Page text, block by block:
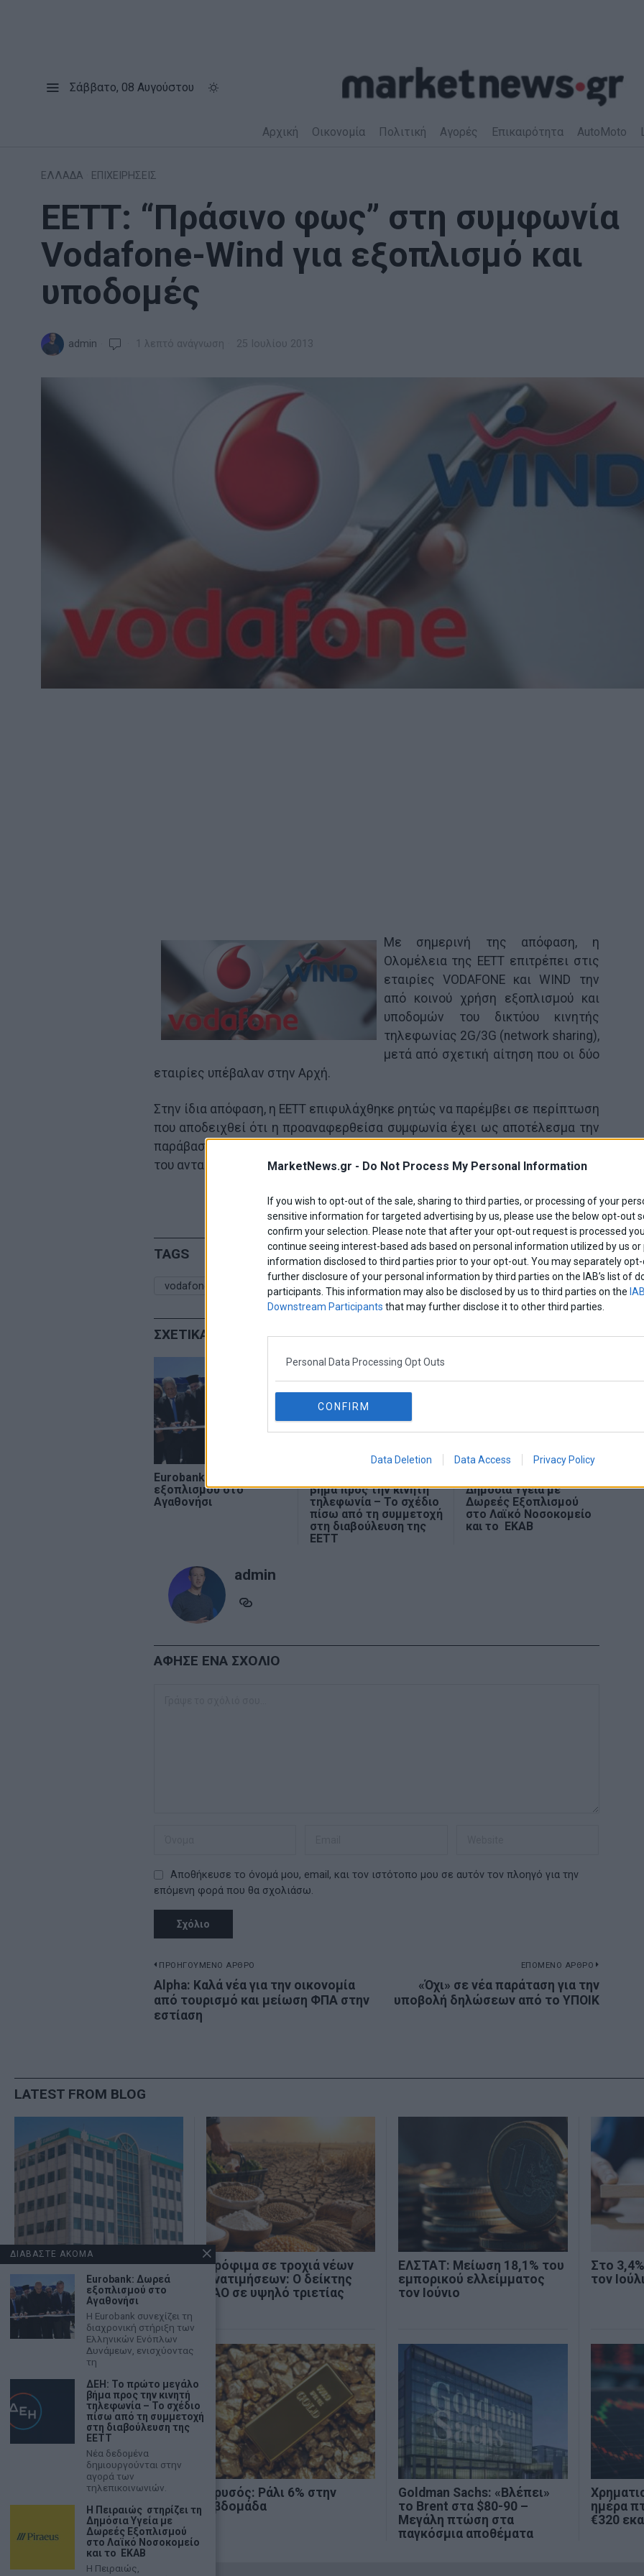
MarketNews.gr - Do Not Process My Personal Information
If you wish to opt-out of the sale, sharing to third parties, or processing of your
sensitive information for targeted advertising by us, please use the below opt-out
confirm your selection. Please note that after your opt-out request is processed
continue seeing interest-based ads based on personal information utilized by us or
information disclosed to third parties prior to your opt-out. You may separately
further disclosure of your personal information by third parties on the IAB’s list of
participants. This information may also be disclosed by us to third parties on the
Downstream Participants that may further disclose it to other third parties.
Personal Data Processing Opt Outs
CONFIRM
Data Deletion Data Access Privacy Policy
Σάββατο, 08 Αυγούστου
Αρχική Οικονομία Πολιτική Αγορές Επικαιρότητα AutoMoto
ΕΛΛΑΔΑ ΕΠΙΧΕΙΡΗΣΕΙΣ
ΕΕΤΤ: “Πράσινο φως” στη συμφωνία
Vodafone-Wind για εξοπλισμό και
υποδομές
admin 1 λεπτό ανάγνωση 25 Ιουλίου 2013
Με σημερινή της απόφαση, η
Ολομέλεια της ΕΕΤΤ επιτρέπει στις
εταιρίες VODAFONE και WIND την
από κοινού χρήση εξοπλισμού και
υποδομών του δικτύου κινητής
τηλεφωνίας 2G/3G (network sharing),
μετά από σχετική αίτηση που οι δύο
εταιρίες υπέβαλαν στην Αρχή.
Στην ίδια απόφαση, η ΕΕΤΤ επιφυλάχθηκε ρητώς να παρέμβει σε περίπτωση
που αποδειχθεί ότι η προαναφερθείσα συμφωνία έχει ως αποτέλεσμα την
παράβαση της νομοθεσίας ηλεκτρονικών επικοινωνιών ή τον περιορισμό
του ανταγωνισμού.
Share This
TAGS
vodafone wind εξοπλισμος συγχωνευση Υποδομες
ΣΧΕΤΙΚΑ ΑΡΘΡΑ
Eurobank: Δωρεά
εξοπλισμού στο
Αγαθονήσι
βήμα προς την κινητή
τηλεφωνία – Το σχέδιο
πίσω από τη συμμετοχή
στη διαβούλευση της
ΕΕΤΤ
Δημόσια Υγεία με
Δωρεές Εξοπλισμού
στο Λαϊκό Νοσοκομείο
και το ΕΚΑΒ
admin
ΑΦΗΣΕ ΕΝΑ ΣΧΟΛΙΟ
Αποθήκευσε το όνομά μου, email, και τον ιστότοπο μου σε αυτόν τον πλοηγό για την
επόμενη φορά που θα σχολιάσω.
Πλοήγηση
άρθρων
ΠΡΟΗΓΟΥΜΕΝΟ ΑΡΘΡΟ
Previous
post:
Alpha: Καλά νέα για την οικονομία
από τουρισμό και μείωση ΦΠΑ στην
εστίαση
ΕΠΟΜΕΝΟ ΑΡΘΡΟ
Next
post:
«Όχι» σε νέα παράταση για την
υποβολή δηλώσεων από το ΥΠΟΙΚ
LATEST FROM BLOG
Χρηματιστήριο: Κλείσιμο
πάνω από τις 2.600
μονάδες και νέα θετική
εβδομάδα
Τρόφιμα σε τροχιά νέων
ανατιμήσεων: Ο δείκτης
FAO σε υψηλό τριετίας
ΕΛΣΤΑΤ: Μείωση 18,1% του
εμπορικού ελλείμματος
τον Ιούνιο
Στο
τον
Κ. Βελόπουλος: «Η Ελληνική
Λύση θα κυβερνήσει»
Χρυσός: Ράλι 6% στην
εβδομάδα
Goldman Sachs: «Βλέπει»
το Brent στα $80-90 –
Μεγάλη πτώση στα
παγκόσμια αποθέματα
ημέρα
€320
ΔΙΑΒΑΣΤΕ ΑΚΟΜΑ
Eurobank: Δωρεά
εξοπλισμού στο
Αγαθονήσι
Η Eurobank συνεχίζει τη
διαχρονική στήριξη των
Ελληνικών Ενόπλων
Δυνάμεων, ενισχύοντας
τη
ΔΕΗ: Το πρώτο μεγάλο
βήμα προς την κινητή
τηλεφωνία – Το σχέδιο
πίσω από τη συμμετοχή
στη διαβούλευση της
ΕΕΤΤ
Νέα δεδομένα
δημιουργούνται στην
αγορά των
τηλεπικοινωνιών.
Η Πειραιώς στηρίζει τη
Δημόσια Υγεία με
Δωρεές Εξοπλισμού
στο Λαϊκό Νοσοκομείο
και το ΕΚΑΒ
Η Πειραιώς,